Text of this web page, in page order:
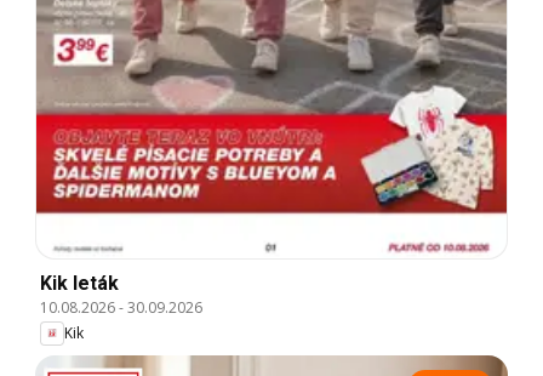
Kik leták
10.08.2026-30.09.2026
Kik